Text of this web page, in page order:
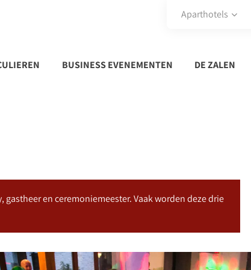
Aparthotels
BUSINESS EVENEMENTEN DE ZALEN
en ceremoniemeester. Vaak worden deze drie